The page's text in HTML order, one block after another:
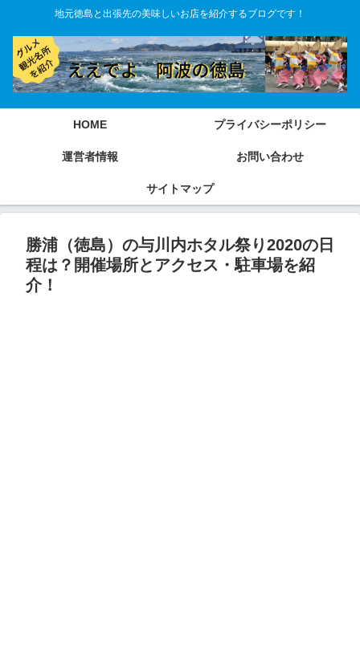
地元徳島と出張先の美味しいお店を紹介するブログです！
HOME プライバシーポリシー
運営者情報 お問い合わせ
サイトマップ
勝浦（徳島）の与川内ホタル祭り2020の日
程は？開催場所とアクセス・駐車場を紹
介！